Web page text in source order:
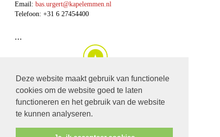
Deze website maakt gebruik van functionele
cookies om de website goed te laten
functioneren en het gebruik van de website
te kunnen analyseren.
Email: bas.urgert@kapelemmen.nl
Telefoon: +31 6 27454400
...
klik op deze linkom dehuidige dienst, of een dienst van de
afgelopen periode te beluisteren.